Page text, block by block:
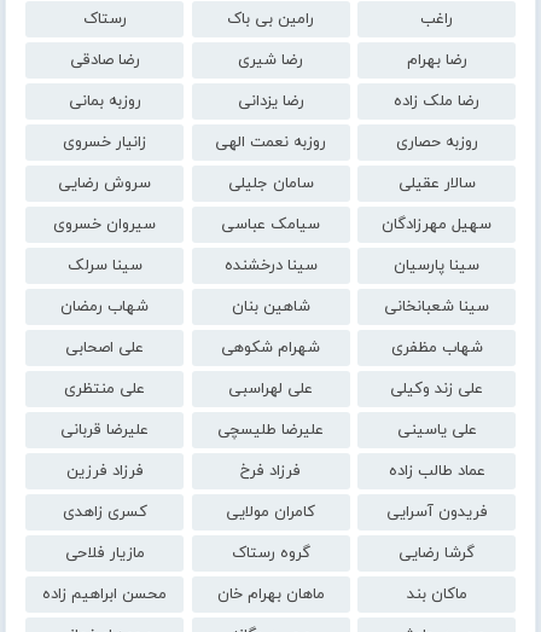
راغب
رامین بی باک
رستاک
رضا بهرام
رضا شیری
رضا صادقی
رضا ملک زاده
رضا یزدانی
روزبه بمانی
روزبه حصاری
روزبه نعمت الهی
زانیار خسروی
سالار عقیلی
سامان جلیلی
سروش رضایی
سهیل مهرزادگان
سیامک عباسی
سیروان خسروی
سینا پارسیان
سینا درخشنده
سینا سرلک
سینا شعبانخانی
شاهین بنان
شهاب رمضان
شهاب مظفری
شهرام شکوهی
علی اصحابی
علی زند وکیلی
علی لهراسبی
علی منتظری
علی یاسینی
علیرضا طلیسچی
علیرضا قربانی
عماد طالب زاده
فرزاد فرخ
فرزاد فرزین
فریدون آسرایی
کامران مولایی
کسری زاهدی
گرشا رضایی
گروه رستاک
مازیار فلاحی
ماکان بند
ماهان بهرام خان
محسن ابراهیم زاده